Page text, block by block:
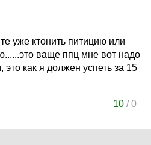
уже ктонить питицию или
ваще ппц мне вот надо
это как я должен успеть за 15
10 /0